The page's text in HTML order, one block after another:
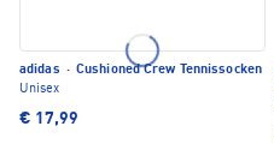
adidas · Cushioned Crew Tennissocken
Unisex
€ 17,99